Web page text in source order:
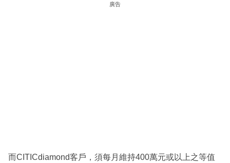
廣告
而CITICdiamond客戶，須每月維持400萬元或以上之等值